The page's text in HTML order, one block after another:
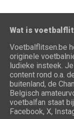
Wat is
Voetbalflitsen.be
originele
ludieke insteek.
content rond o.a.
buitenland, de
Belgisch
voetbalfan staat
Facebook, X,